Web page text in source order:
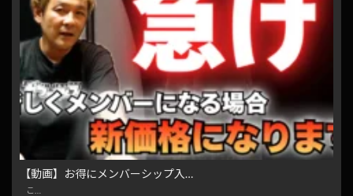
【動画】お得にメンバーシップ入…
こ…